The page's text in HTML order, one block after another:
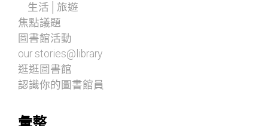
生活│旅遊
焦點議題
圖書館活動
our stories@library
逛逛圖書館
認識你的圖書館員